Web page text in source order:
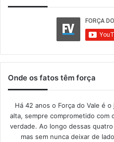
Onde os fatos têm força
Há 42 anos o Força do Vale é
alta, sempre comprometido com
verdade. Ao longo dessas
mas sem nunca deixar de